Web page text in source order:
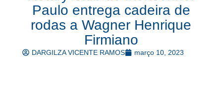
Paulo entrega cadeira de
rodas a Wagner Henrique
Firmiano
DARGILZA VICENTE RAMOS março 10, 2023